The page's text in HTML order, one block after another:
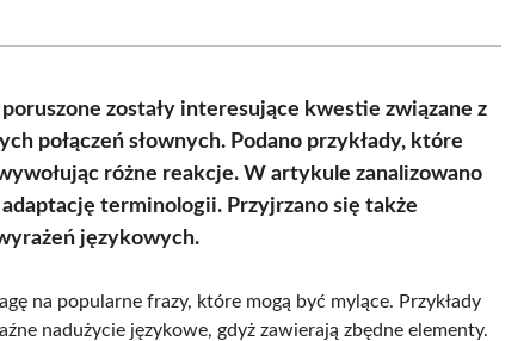
(Twitter)
zostały interesujące kwestie związane z
połączeń słownych. Podano przykłady, które
różne reakcje. W artykule zanalizowano
terminologii. Przyjrzano się także
językowych.
na popularne frazy, które mogą być mylące. Przykłady
nadużycie językowe, gdyż zawierają zbędne elementy.